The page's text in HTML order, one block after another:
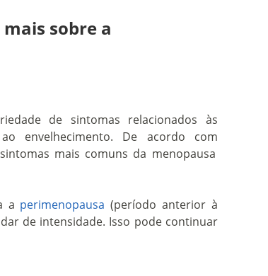
sobre a
de sintomas relacionados às
envelhecimento. De acordo com
mais comuns da menopausa
a perimenopausa (período anterior à
de intensidade. Isso pode continuar